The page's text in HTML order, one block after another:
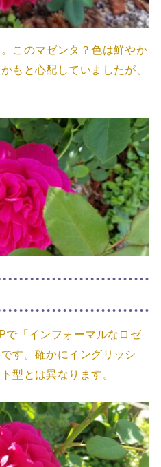
このマゼンタ？色は鮮やか
もと心配していましたが、
で「インフォーマルなロゼ
す。確かにイングリッシ
型とは異なります。